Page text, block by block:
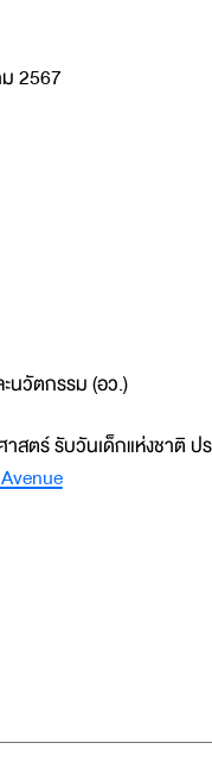
2567
นวัตกรรม (อว.)
สตร์ รับวันเด็กแห่งชาติ